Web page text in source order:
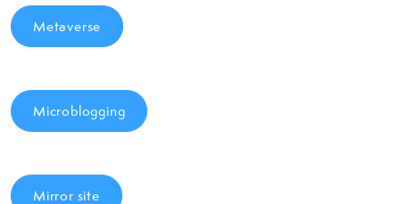
Metaverse
Microblogging
Mirror site